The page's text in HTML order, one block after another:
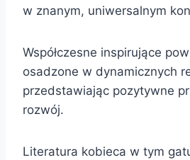
w znanym, uniwersalnym
Współczesne inspirujące
osadzone w dynamicznych
przedstawiając pozytywne
rozwój.
Literatura kobieca w tym